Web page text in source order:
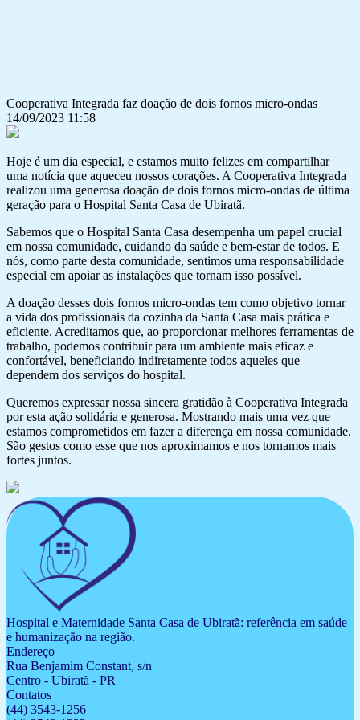
Cooperativa Integrada faz doação de dois fornos micro-ondas
14/09/2023 11:58
Hoje é um dia especial, e estamos muito felizes em compartilhar
uma notícia que aqueceu nossos corações. A Cooperativa Integrada
realizou uma generosa doação de dois fornos micro-ondas de última
geração para o Hospital Santa Casa de Ubiratã.
Sabemos que o Hospital Santa Casa desempenha um papel crucial
em nossa comunidade, cuidando da saúde e bem-estar de todos. E
nós, como parte desta comunidade, sentimos uma responsabilidade
especial em apoiar as instalações que tornam isso possível.
A doação desses dois fornos micro-ondas tem como objetivo tornar
a vida dos profissionais da cozinha da Santa Casa mais prática e
eficiente. Acreditamos que, ao proporcionar melhores ferramentas de
trabalho, podemos contribuir para um ambiente mais eficaz e
confortável, beneficiando indiretamente todos aqueles que
dependem dos serviços do hospital.
Queremos expressar nossa sincera gratidão à Cooperativa Integrada
por esta ação solidária e generosa. Mostrando mais uma vez que
estamos comprometidos em fazer a diferença em nossa comunidade.
São gestos como esse que nos aproximamos e nos tornamos mais
fortes juntos.
Hospital e Maternidade Santa Casa de Ubiratã: referência em saúde
e humanização na região.
Endereço
Rua Benjamim Constant, s/n
Centro - Ubiratã - PR
Contatos
(44) 3543-1256